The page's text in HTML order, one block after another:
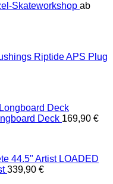
Skateworkshop ab
Riptide APS Plug
Deck 169,90 €
LOADED
339,90 €